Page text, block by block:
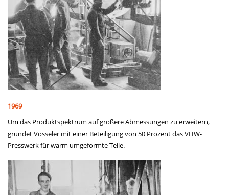
1969
Um das Produktspektrum auf größere Abmessungen zu erweitern,
gründet Vosseler mit einer Beteiligung von 50 Prozent das VHW-
Presswerk für warm umgeformte Teile.